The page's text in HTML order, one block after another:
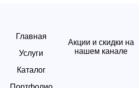
Главная
Услуги
Каталог
Акции и скидки на
нашем канале